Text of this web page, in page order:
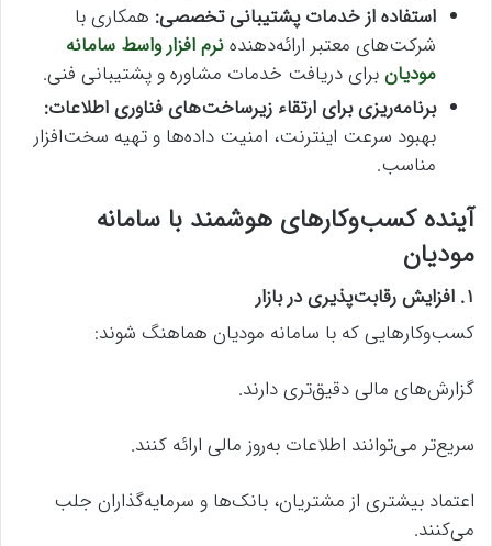
استفاده از خدمات پشتیبانی تخصصی: همکاری با
شرکت‌های معتبر ارائه‌دهندهنرم افزار واسط سامانه
مودیانبرای دریافت خدمات مشاوره و پشتیبانی فنی.
برنامه‌ریزی برای ارتقاء زیرساخت‌های فناوری اطلاعات:
بهبود سرعت اینترنت، امنیت داده‌ها و تهیه سخت‌افزار
مناسب.
آینده کسب‌وکارهای هوشمند با سامانه
مودیان
۱. افزایش رقابت‌پذیری در بازار
کسب‌وکارهایی که با سامانه مودیان هماهنگ شوند:
گزارش‌های مالی دقیق‌تری دارند.
سریع‌تر می‌توانند اطلاعات به‌روز مالی ارائه کنند.
اعتماد بیشتری از مشتریان، بانک‌ها و سرمایه‌گذاران جلب
می‌کنند.